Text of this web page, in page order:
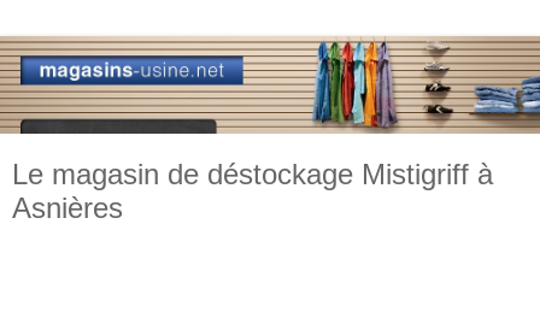
Le magasin de déstockage Mistigriff à
Asnières